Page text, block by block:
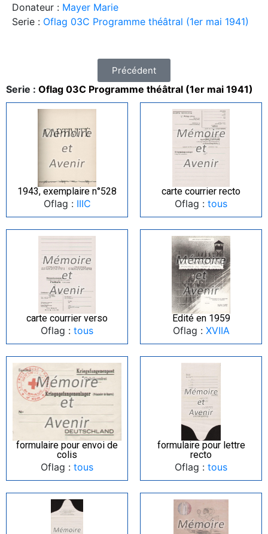
Donateur : Mayer Marie
Serie : Oflag 03C Programme théâtral (1er mai 1941)
Précédent
Serie : Oflag 03C Programme théâtral (1er mai 1941)
1943, exemplaire n°528
Oflag : IIIC
carte courrier recto
Oflag : tous
carte courrier verso
Oflag : tous
Edité en 1959
Oflag : XVIIA
formulaire pour envoi de
colis
Oflag : tous
formulaire pour lettre
recto
Oflag : tous